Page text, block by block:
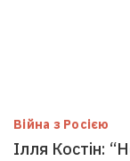
Війна з Росією
Ілля Костін: